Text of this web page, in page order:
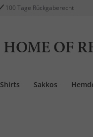
100 Tage Rückgaberecht
HOME OF
Shirts Sakkos